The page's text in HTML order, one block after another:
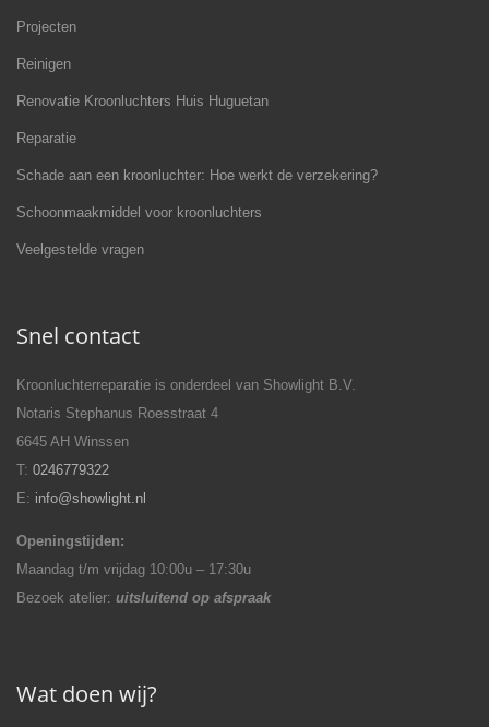
Projecten
Reinigen
Renovatie Kroonluchters Huis Huguetan
Reparatie
Schade aan een kroonluchter: Hoe werkt de verzekering?
Schoonmaakmiddel voor kroonluchters
Veelgestelde vragen
Snel contact
Kroonluchterreparatie is onderdeel van Showlight B.V.
Notaris Stephanus Roesstraat 4
6645 AH Winssen
T:0246779322
E: info@showlight.nl
Openingstijden:
Maandag t/m vrijdag 10:00u – 17:30u
Bezoek atelier:uitsluitend op afspraak
Wat doen wij?